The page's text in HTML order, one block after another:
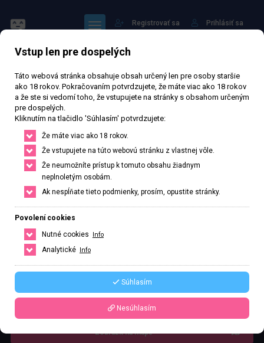
Prihlásiť sa
Registrovať sa
Anora
76 751 zhlédnutí Ověřený inzerát Aktivní 29 dní
25 rokov 169cm 59kg Veľkosť C
Ústí nad Labem, Ústecký kraj, Česká republika
+420 608282515
Řekněte že voláte z webu www.privatzone.com
Zobrazit na mapě
Vstup len pre dospelých
Táto webová stránka obsahuje obsah určený len pre osoby staršie
ako 18 rokov. Pokračovaním potvrdzujete, že máte viac ako 18 rokov
a že ste si vedomí toho, že vstupujete na stránky s obsahom určeným
pre dospelých.
Kliknutím na tlačidlo 'Súhlasím' potvrdzujete:
Že máte viac ako 18 rokov.
Že vstupujete na túto webovú stránku z vlastnej vôle.
Že neumožníte prístup k tomuto obsahu žiadnym
neplnoletým osobám.
Ak nespĺňate tieto podmienky, prosím, opustite stránky.
Povolení cookies
Nutné cookies
Info
Analytické Info
Súhlasím
Nesúhlasím